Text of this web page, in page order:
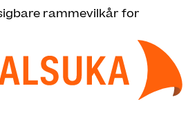
rammevilkår for